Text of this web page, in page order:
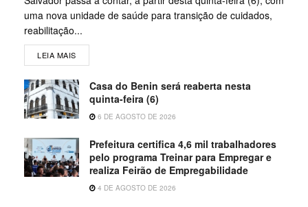
uma nova unidade de saúde para transição de cuidados,
reabilitação...
LEIA MAIS
Casa do Benin será reaberta nesta
quinta-feira (6)
6 DE AGOSTO DE 2026
Prefeitura certifica 4,6 mil trabalhadores
pelo programa Treinar para Empregar e
realiza Feirão de Empregabilidade
4 DE AGOSTO DE 2026